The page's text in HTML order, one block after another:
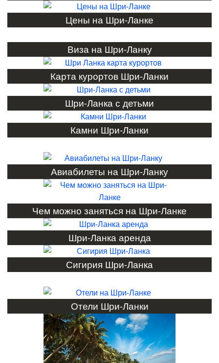
Цены на Шри-Ланке
Виза на Шри-Ланку
Карта курортов Шри-Ланки
Шри-Ланка с детьми
Камни Шри-Ланки
Авиабилеты на Шри-Ланку
Чем можно заняться на Шри-Ланке
Шри-Ланка аренда
Сигирия Шри-Ланка
Отели Шри-Ланки